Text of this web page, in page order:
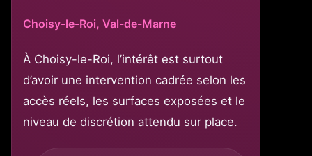
Choisy-le-Roi, Val-de-Marne
À Choisy-le-Roi, l’intérêt est surtout
d’avoir une intervention cadrée selon les
accès réels, les surfaces exposées et le
niveau de discrétion attendu sur place.